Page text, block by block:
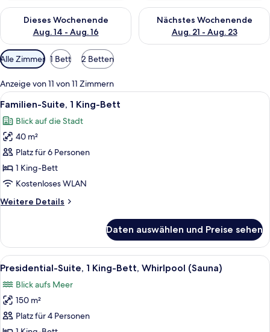
Dieses Wochenende
Aug. 14 - Aug. 16
Überprüfe die Verfügbarkeit für dieses Wochenende, Aug. 14
Nächstes Wochenende
Aug. 21 - Aug. 23
Überprüfe die Verfügbarkeit
Verfügbare
Filter
für
Zimmer
Alle Zimmer 1 Bett 2 Betten
Anzeige von 11 von 11 Zimmern
Alle
Fotos
für
Familien-
Suite,
1 King-
Bett
Ein Hotelzimmer mit einem Bett,
11
Familien-Suite, 1 King-Bett
Blick auf die Stadt
40 m²
Platz für 6 Personen
1 King-Bett
Kostenloses WLAN
Weitere Details
Weitere
Suite,
1 King-
Bett
Daten auswählen und Preise sehen
Alle
Fotos
für
Presidential-
Suite,
Ein luxuriöses Wohnzimmer mit
25
Presidential-Suite, 1 King-Bett, Whirlpool (Sauna)
Blick aufs Meer
150 m²
Platz für 4 Personen